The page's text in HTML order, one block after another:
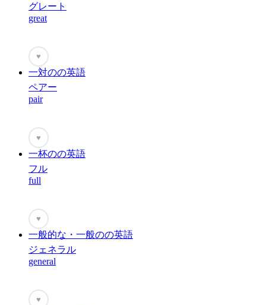
グレート
great
♥
一対のの英語
ペアー
pair
♥
一杯のの英語
フル
full
♥
一般的な・一般のの英語
ジェネラル
general
♥